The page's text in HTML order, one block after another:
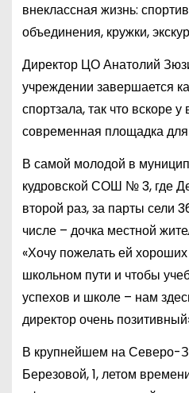
внеклассная жизнь:
объединения, кружки,
Директор ЦО Анатолий
учреждении завершается
спортзала, так что вскоре
современная площадка для
В самой молодой в
кудровской СОШ № 3, где
второй раз, за парты сели
числе – дочка местной
«Хочу пожелать ей
школьном пути и чтобы
успехов и школе – нам
директор очень
В крупнейшем на Северо-
Березовой, 1, летом